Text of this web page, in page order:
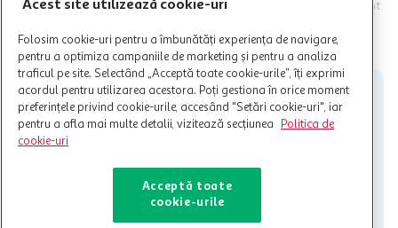
Termenele și Condițiile Programului. Ofertele MyCLUB Auchan sunt
limita a 12 unitati / card client o singura data in perioada promotiei.
Cardul poate fi utilizat doar in legatura cu magazinele Auchan
participante și pentru acțiuni promotionale indicate de Auchan si
nu poate fi utilizat in legatura cu alti comercianți sau pentru alte
activitati in afara celor mentionate in Termene si Conditii. Auchan
nu raspunde pentru imposibilitatea utilizarii Cardului in perioada in
care aceste este suspendat sau in perioada in care sunt efectuate
intretineri sau reparatii tehnice la sistemul de utilizarea al Cardului.
CITESTE MAI MULT
Contacteaza-ne!
Iti stam mereu la dispozitie.
Acest site utilizează cookie-uri
Folosim cookie-uri pentru a îmbunătăți experiența de navigare,
pentru a optimiza campaniile de marketing și pentru a analiza
traficul pe site. Selectând „Acceptă toate cookie-urile”, îți exprimi
acordul pentru utilizarea acestora. Poți gestiona în orice moment
preferințele privind cookie-urile, accesând "Setări cookie-uri", iar
pentru a afla mai multe detalii, vizitează secțiunea
Politica de
cookie-uri
Acceptă toate
cookie-urile